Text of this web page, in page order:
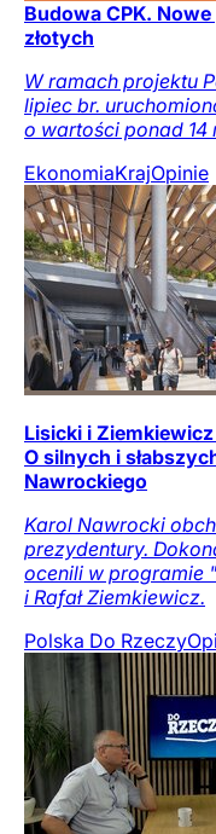
Budowa CPK.
złotych
W ramach projektu
lipiec br.
o wartości ponad 14
EkonomiaKrajOpinie
Lisicki i
O silnych i
Nawrockiego
Karol Nawrocki
prezydentury.
ocenili w programie
i Rafał Ziemkiewicz.
Polska Do Rzeczy